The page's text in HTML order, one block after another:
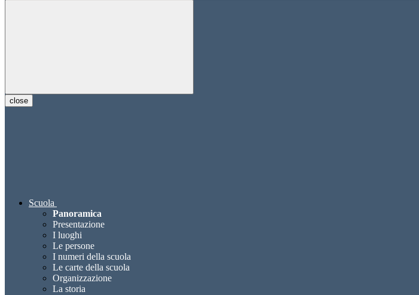
close
Scuola
Panoramica
Presentazione
I luoghi
Le persone
I numeri della scuola
Le carte della scuola
Organizzazione
La storia